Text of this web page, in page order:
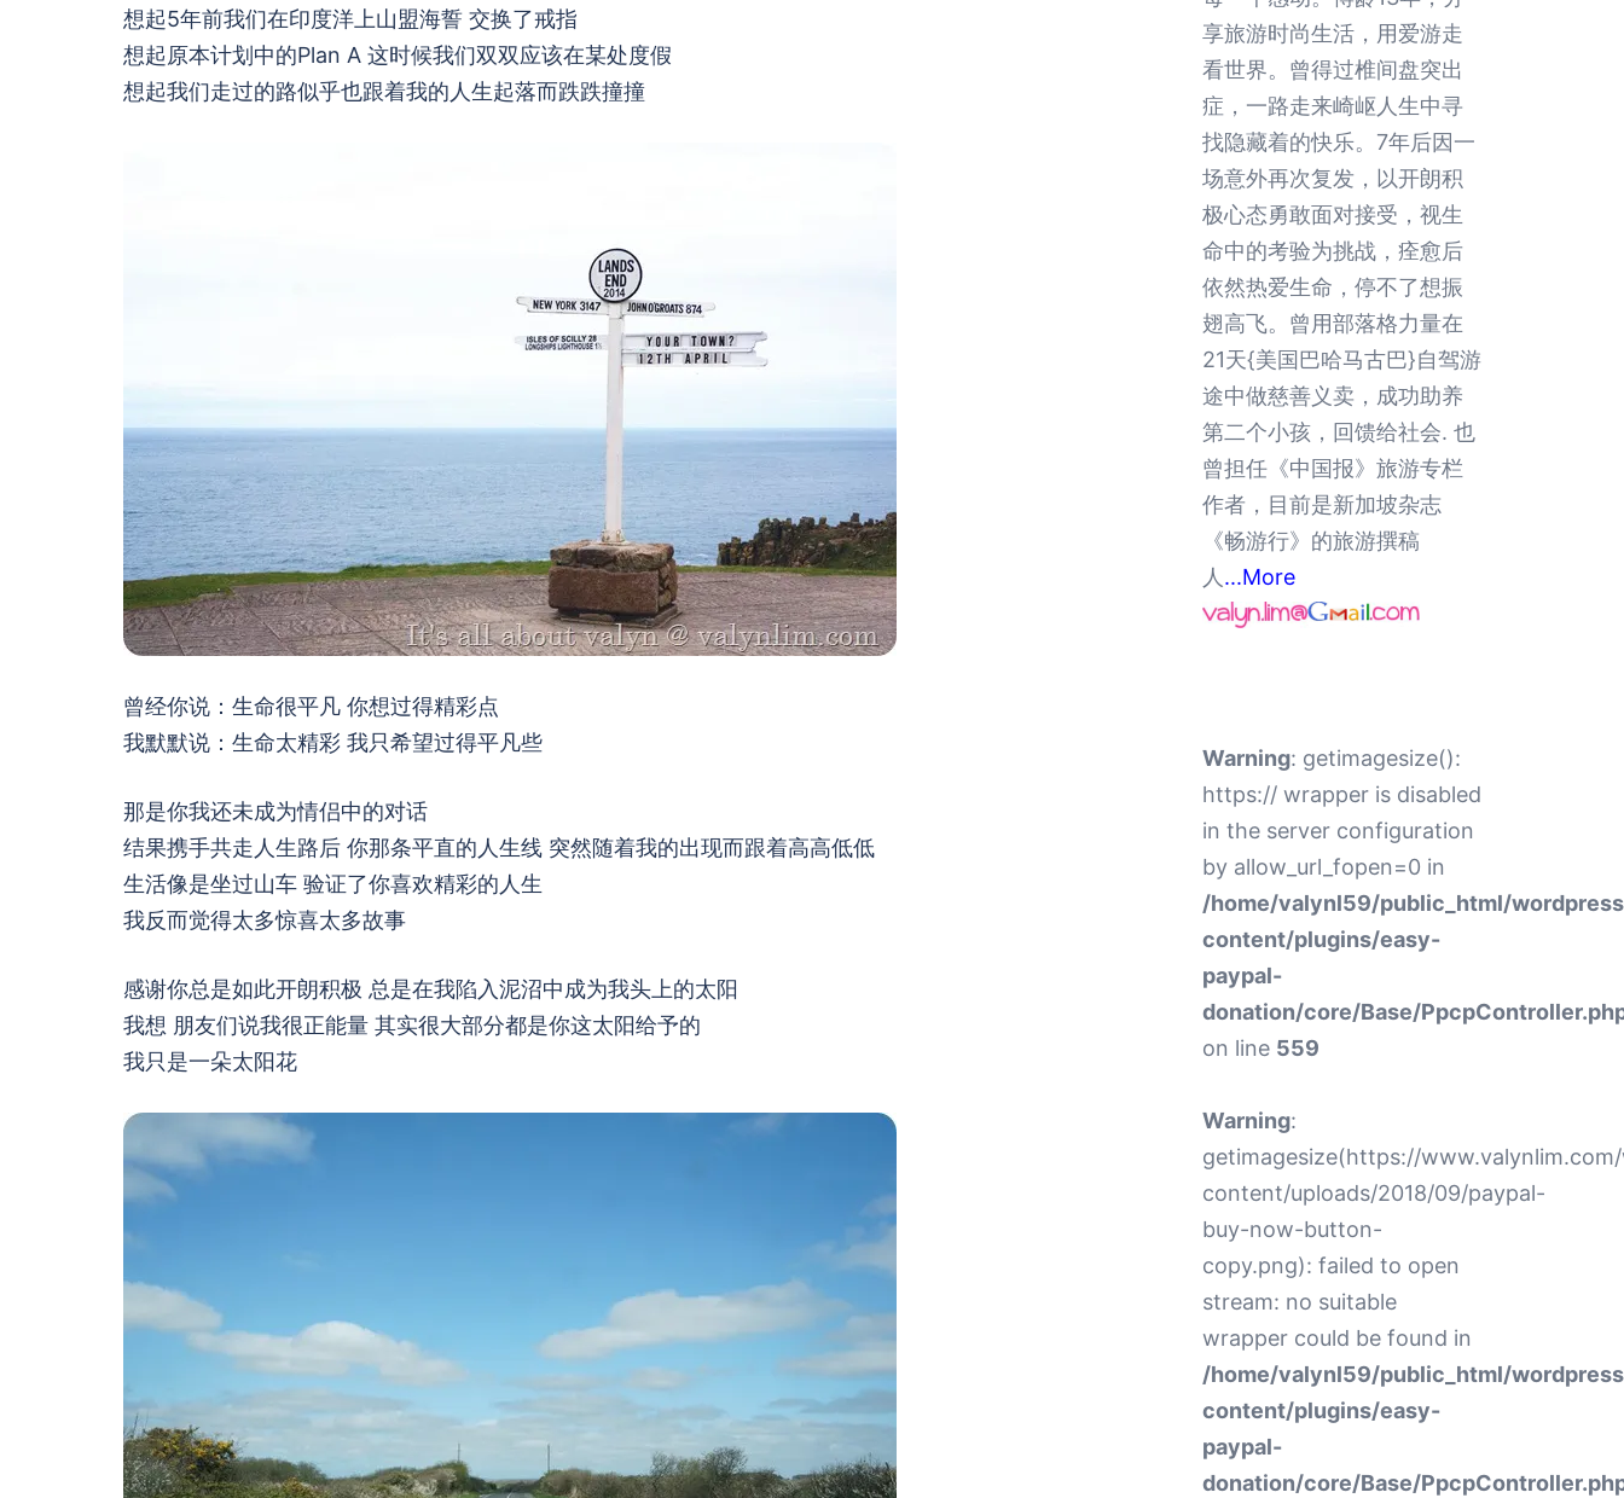
想起5年前我们在印度洋上山盟海誓 交换了戒指
想起原本计划中的Plan A 这时候我们双双应该在某处度假
想起我们走过的路似乎也跟着我的人生起落而跌跌撞撞
曾经你说：生命很平凡 你想过得精彩点
我默默说：生命太精彩 我只希望过得平凡些
那是你我还未成为情侣中的对话
结果携手共走人生路后 你那条平直的人生线 突然随着我的出现而跟着高高低低
生活像是坐过山车 验证了你喜欢精彩的人生
我反而觉得太多惊喜太多故事
感谢你总是如此开朗积极 总是在我陷入泥沼中成为我头上的太阳
我想 朋友们说我很正能量 其实很大部分都是你这太阳给予的
我只是一朵太阳花
享旅游时尚生活，用爱游走
看世界。曾得过椎间盘突出
症，一路走来崎岖人生中寻
找隐藏着的快乐。7年后因一
场意外再次复发，以开朗积
极心态勇敢面对接受，视生
命中的考验为挑战，痊愈后
依然热爱生命，停不了想振
翅高飞。曾用部落格力量在
21天{美国巴哈马古巴}自驾游
途中做慈善义卖，成功助养
第二个小孩，回馈给社会. 也
曾担任《中国报》旅游专栏
作者，目前是新加坡杂志
《畅游行》的旅游撰稿
人 ...More
Warning: getimagesize():
https:// wrapper is disabled
in the server configuration
by allow_url_fopen=0 in
/home/valynl59/public_html/
content/plugins/easy-
paypal-
donation/core/Base/
on line 559
Warning:
getimagesize(https://
content/uploads/2018/09/paypal-
buy-now-button-
copy.png): failed to open
stream: no suitable
wrapper could be found in
/home/valynl59/public_html/
content/plugins/easy-
paypal-
donation/core/Base/